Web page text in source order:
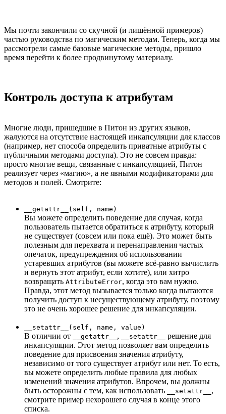
Мы почти закончили со скучной (и лишённой примеров)
частью руководства по магическим методам. Теперь, когда мы
рассмотрели самые базовые магические методы, пришло
время перейти к более продвинутому материалу.
Контроль доступа к атрибутам
Многие люди, пришедшие в Питон из других языков,
жалуются на отсутствие настоящей инкапсуляции для классов
(например, нет способа определить приватные атрибуты с
публичными методами доступа). Это не совсем правда:
просто многие вещи, связанные с инкапсуляцией, Питон
реализует через «магию», а не явными модификаторами для
методов и полей. Смотрите:
__getattr__(self, name)
Вы можете определить поведение для случая, когда
пользователь пытается обратиться к атрибуту, который
не существует (совсем или пока ещё). Это может быть
полезным для перехвата и перенаправления частых
опечаток, предупреждения об использовании
устаревших атрибутов (вы можете всё-равно вычислить
и вернуть этот атрибут, если хотите), или хитро
возвращать AttributeError, когда это вам нужно.
Правда, этот метод вызывается только когда пытаются
получить доступ к несуществующему атрибуту, поэтому
это не очень хорошее решение для инкапсуляции.
__setattr__(self, name, value)
В отличии от __getattr__ , __setattr__
решение для
инкапсуляции. Этот метод позволяет вам определить
поведение для присвоения значения атрибуту,
независимо от того существует атрибут или нет. То есть,
вы можете определить любые правила для любых
изменений значения атрибутов. Впрочем, вы должны
быть осторожны с тем, как использовать
__setattr__ ,
смотрите пример нехорошего случая в конце этого
списка.